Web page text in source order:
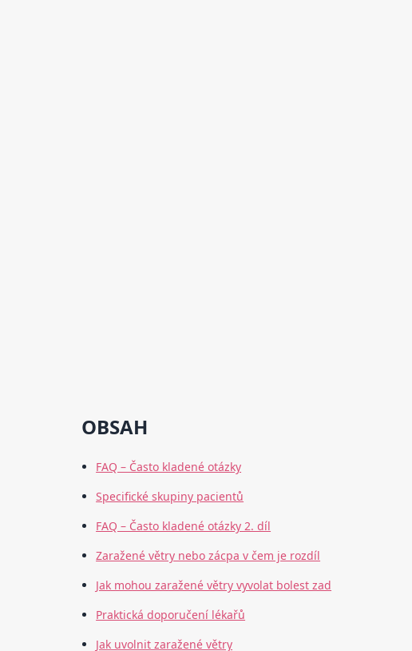
OBSAH
FAQ – Často kladené otázky
Specifické skupiny pacientů
FAQ – Často kladené otázky 2. díl
Zaražené větry nebo zácpa v čem je rozdíl
Jak mohou zaražené větry vyvolat bolest zad
Praktická doporučení lékařů
Jak uvolnit zaražené větry